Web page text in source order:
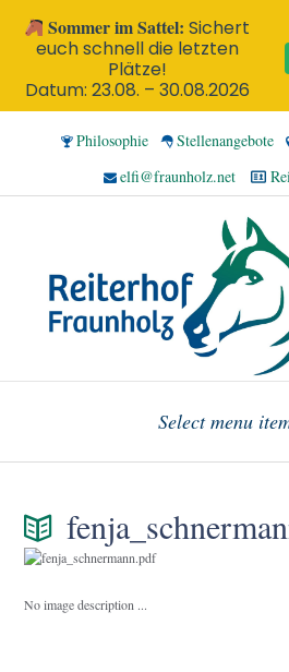
Philosophie Stellenangebote
elfi@fraunholz.net
Select menu
No image description ...
Sommer im Sattel:Sichert
euch schnell die letzten
Plätze!
Datum: 23.08. – 30.08.2026